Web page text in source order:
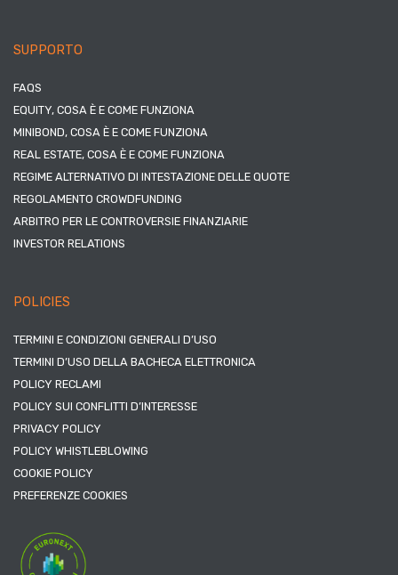
SUPPORTO
FAQS
EQUITY, COSA È E COME FUNZIONA
MINIBOND, COSA È E COME FUNZIONA
REAL ESTATE, COSA È E COME FUNZIONA
REGIME ALTERNATIVO DI INTESTAZIONE DELLE QUOTE
REGOLAMENTO CROWDFUNDING
ARBITRO PER LE CONTROVERSIE FINANZIARIE
INVESTOR RELATIONS
POLICIES
TERMINI E CONDIZIONI GENERALI D’USO
TERMINI D’USO DELLA BACHECA ELETTRONICA
POLICY RECLAMI
POLICY SUI CONFLITTI D’INTERESSE
PRIVACY POLICY
POLICY WHISTLEBLOWING
COOKIE POLICY
PREFERENZE COOKIES